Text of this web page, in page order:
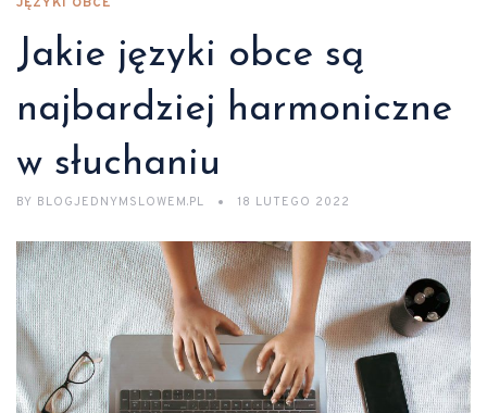
Jakie języki obce są
najbardziej harmoniczne
w słuchaniu
BY BLOGJEDNYMSLOWEM.PL 18 LUTEGO 2022